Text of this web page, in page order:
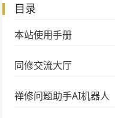
目录
本站使用手册
同修交流大厅
禅修问题助手AI机器人